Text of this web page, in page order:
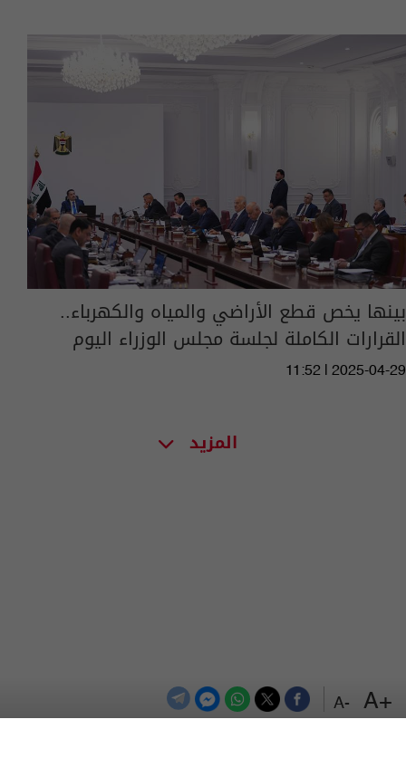
+A
-A
بينها يخص قطع الأراضي والمياه والكهرباء..
القرارات الكاملة لجلسة مجلس الوزراء اليوم
11:52 | 2025-04-29
المزيد